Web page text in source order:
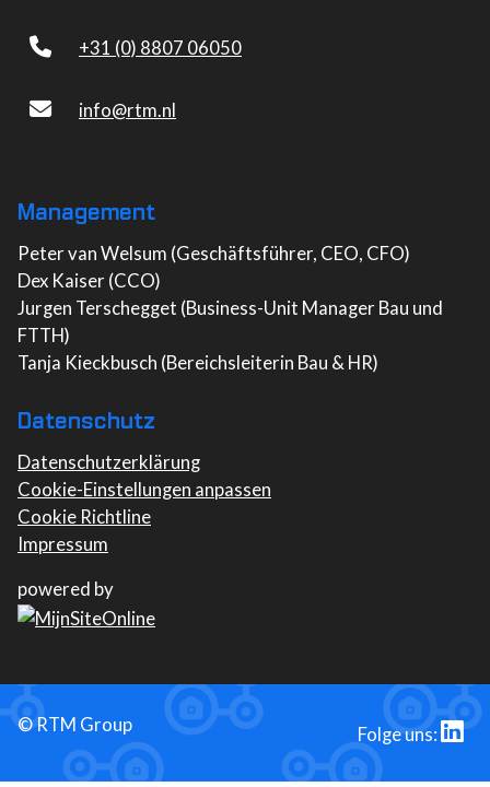
+31 (0) 8807 06050
info@rtm.nl
Management
Peter van Welsum (Geschäftsführer, CEO, CFO)
Dex Kaiser (CCO)
Jurgen Terschegget (Business-Unit Manager Bau und
FTTH)
Tanja Kieckbusch (Bereichsleiterin Bau & HR)
Datenschutz
Datenschutzerklärung
Cookie-Einstellungen anpassen
Cookie Richtline
Impressum
powered by
©RTM Group Folge uns: